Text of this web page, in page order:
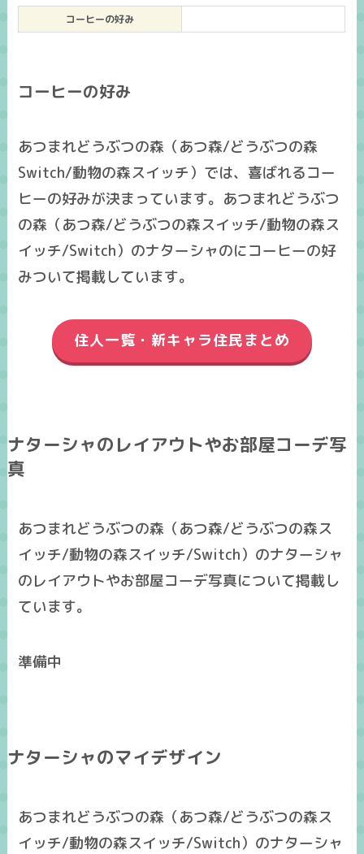
コーヒーの好み
コーヒーの好み
あつまれどうぶつの森（あつ森/どうぶつの森
Switch/動物の森スイッチ）では、喜ばれるコー
ヒーの好みが決まっています。あつまれどうぶつ
の森（あつ森/どうぶつの森スイッチ/動物の森ス
イッチ/Switch）のナターシャのにコーヒーの好
みついて掲載しています。
住人一覧・新キャラ住民まとめ
ナターシャのレイアウトやお部屋コーデ写
真
あつまれどうぶつの森（あつ森/どうぶつの森ス
イッチ/動物の森スイッチ/Switch）のナターシャ
のレイアウトやお部屋コーデ写真について掲載し
ています。
準備中
ナターシャのマイデザイン
あつまれどうぶつの森（あつ森/どうぶつの森ス
イッチ/動物の森スイッチ/Switch）のナターシャ